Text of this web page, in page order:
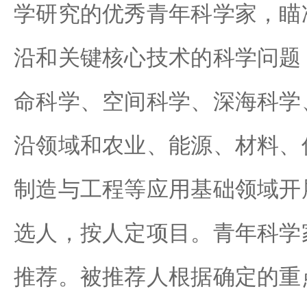
学研究的优秀青年科学家，
沿和关键核心技术的科学问
命科学、空间科学、深海科
沿领域和农业、能源、材料
制造与工程等应用基础领域
选人，按人定项目。青年科
推荐。被推荐人根据确定的